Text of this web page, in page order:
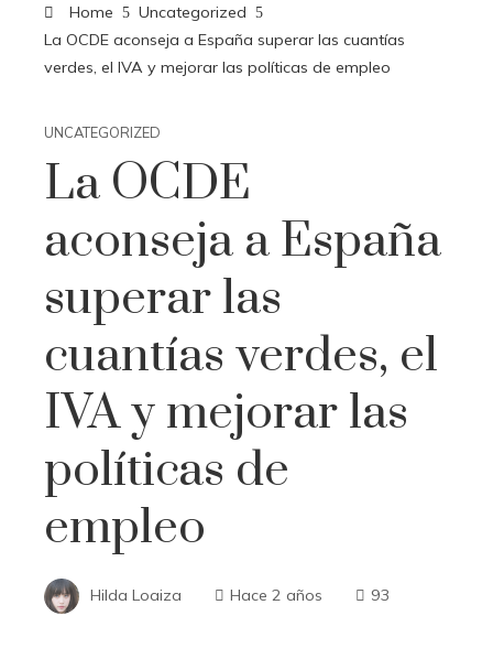
Home
Uncategorized
La OCDE aconseja a España superar las cuantías
verdes, el IVA y mejorar las políticas de empleo
UNCATEGORIZED
La OCDE
aconseja a España
superar las
cuantías verdes, el
IVA y mejorar las
políticas de
empleo
Hilda Loaiza Hace 2 años 93